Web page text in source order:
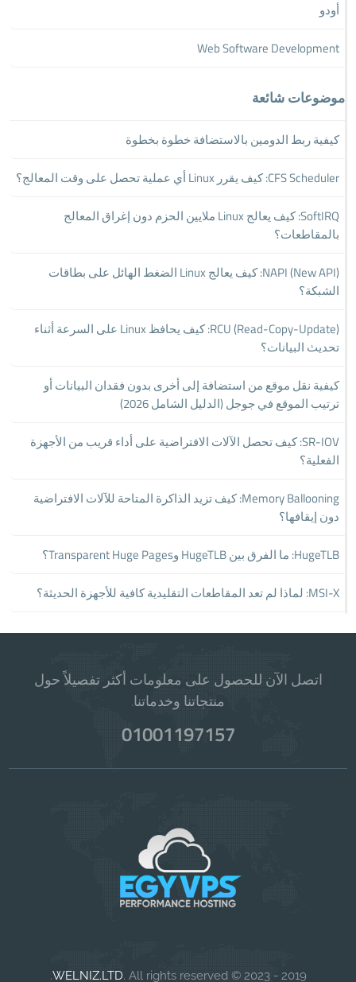
أودو
Web Software Development
موضوعات شائعة
كيفية ربط الدومين بالاستضافة خطوة بخطوة
CFS Scheduler: كيف يقرر Linux أي عملية تحصل على وقت المعالج؟
SoftIRQ: كيف يعالج Linux ملايين الحزم دون إغراق المعالج
بالمقاطعات؟
NAPI (New API): كيف يعالج Linux الضغط الهائل على بطاقات
الشبكة؟
RCU (Read-Copy-Update): كيف يحافظ Linux على السرعة أثناء
تحديث البيانات؟
كيفية نقل موقع من استضافة إلى أخرى بدون فقدان البيانات أو
ترتيب الموقع في جوجل (الدليل الشامل 2026)
SR-IOV: كيف تحصل الآلات الافتراضية على أداء قريب من الأجهزة
الفعلية؟
Memory Ballooning: كيف تزيد الذاكرة المتاحة للآلات الافتراضية
دون إيقافها؟
HugeTLB: ما الفرق بين HugeTLB وTransparent Huge Pages؟
MSI-X: لماذا لم تعد المقاطعات التقليدية كافية للأجهزة الحديثة؟
اتصل الآن للحصول على معلومات أكثر تفصيلاً حول
منتجاتنا وخدماتنا.
01001197157
2019 - 2023 ©
WELNIZ.LTD. All rights reserved.